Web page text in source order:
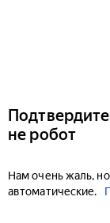
не робот
Нам очень жаль,
автоматические.